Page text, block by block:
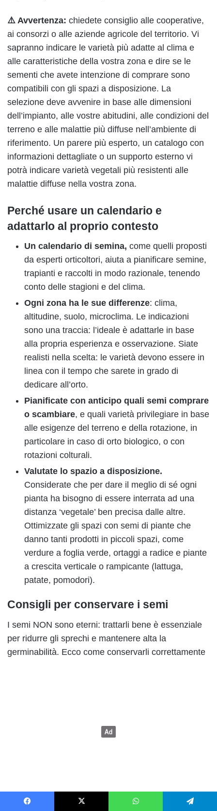
⚠️ Avvertenza: chiedete consiglio alle cooperative,
ai consorzi o alle aziende agricole del territorio. Vi
sapranno indicare le varietà più adatte al clima e
alle caratteristiche della vostra zona e dire se le
sementi che avete intenzione di comprare sono
compatibili con gli spazi a disposizione. La
selezione deve avvenire in base alle dimensioni
dell’impianto, alle vostre abitudini, alle condizioni del
terreno e alle malattie più diffuse nell’ambiente di
riferimento. Un parere più esperto, un catalogo con
informazioni dettagliate o un supporto esterno vi
potrà indicare varietà vegetali più resistenti alle
malattie diffuse nella vostra zona.
Perché usare un calendario e
adattarlo al proprio contesto
Un calendario di semina, come quelli proposti
da esperti orticoltori, aiuta a pianificare semine,
trapianti e raccolti in modo razionale, tenendo
conto delle stagioni e del clima.
Ogni zona ha le sue differenze: clima,
altitudine, suolo, microclima. Le indicazioni
sono una traccia: l’ideale è adattarle in base
alla propria esperienza e osservazione. Siate
realisti nella scelta: le varietà devono essere in
linea con il tempo che sarete in grado di
dedicare all’orto.
Pianificate con anticipo quali semi comprare
o scambiare, e quali varietà privilegiare in base
alle esigenze del terreno e della rotazione, in
particolare in caso di orto biologico, o con
rotazioni colturali.
Valutate lo spazio a disposizione.
Considerate che per dare il meglio di sé ogni
pianta ha bisogno di essere interrata ad una
distanza ‘vegetale’ ben precisa dalle altre.
Ottimizzate gli spazi con semi di piante che
danno tanti prodotti in piccoli spazi, come
verdure a foglia verde, ortaggi a radice e piante
a crescita verticale o rampicante (lattuga,
patate, pomodori).
Consigli per conservare i semi
I semi NON sono eterni: trattarli bene è essenziale
per ridurre gli sprechi e mantenere alta la
germinabilità. Ecco come conservarli correttamente